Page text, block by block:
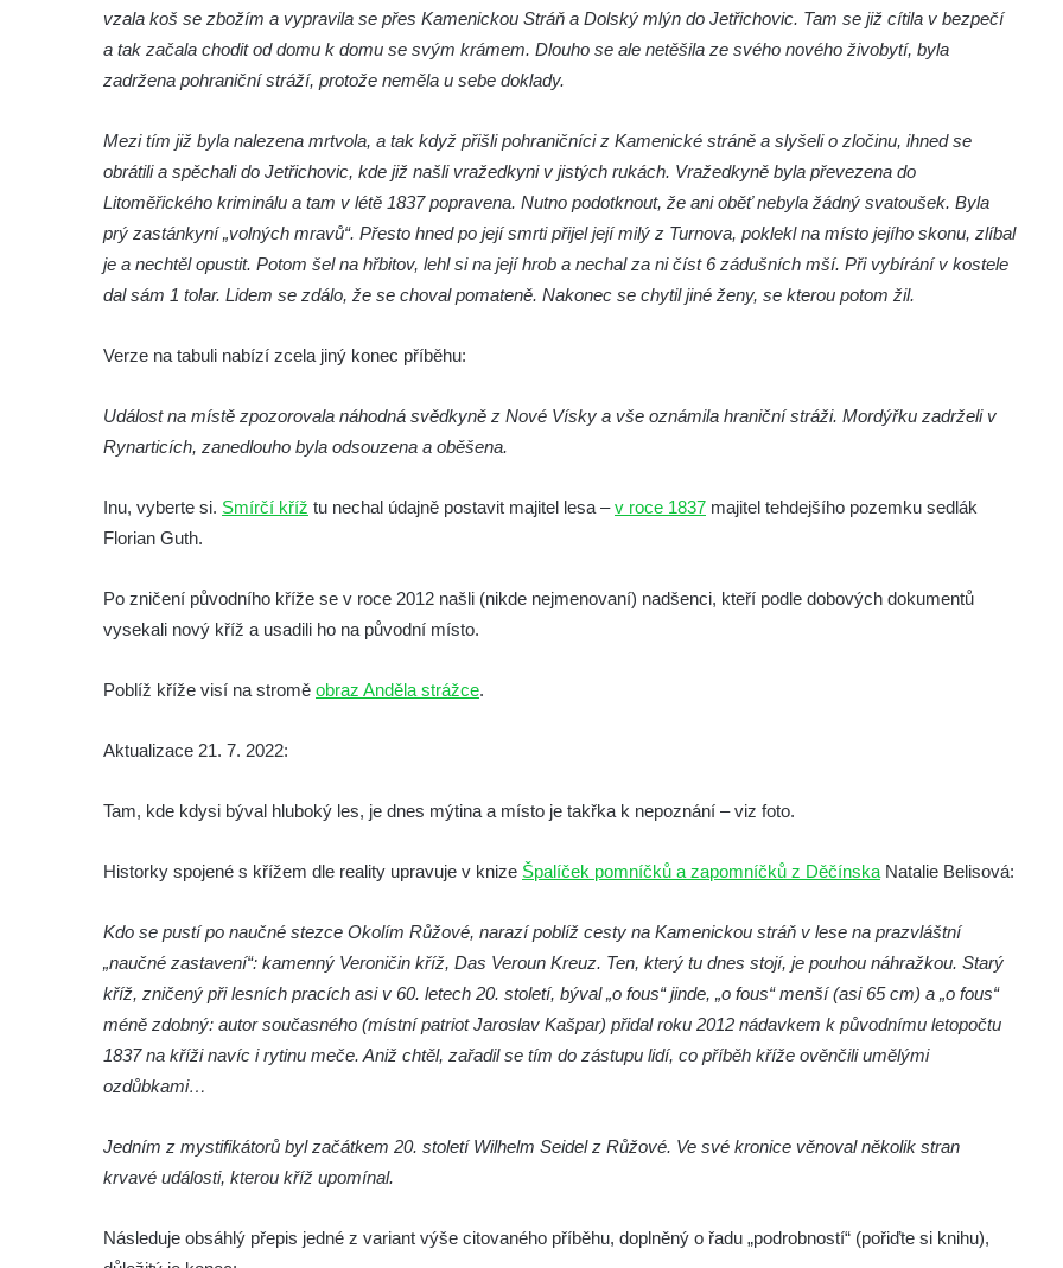
Kamenný kříž (0227) v parku v Mostecké
ulici ve Vtelně
Kamenný kříž (0407) v Rabštejně nad
Kamenný kříž zvaný Engelův (0060) v
Brtníkách
Kamenný kříž (0360) u kostela svatého
Kamenný kříž (0726) u kostela svatého
Veroničin kříž (0515) u lesní cesty
jihozápadně od Kamenické Stráně
západně od Studeného
Kamenný kříž (0503) v Železném Brodě
vzala koš se zbožím a vypravila se přes Kamenickou Stráň a Dolský mlýn do Jetřichovic. Tam se již cítila v bezpečí
a tak začala chodit od domu k domu se svým krámem. Dlouho se ale netěšila ze svého nového živobytí, byla
zadržena pohraniční stráží, protože neměla u sebe doklady.
Mezi tím již byla nalezena mrtvola, a tak když přišli pohraničníci z Kamenické stráně a slyšeli o zločinu, ihned se
obrátili a spěchali do Jetřichovic, kde již našli vražedkyni v jistých rukách. Vražedkyně byla převezena do
Litoměřického kriminálu a tam v létě 1837 popravena. Nutno podotknout, že ani oběť nebyla žádný svatoušek. Byla
prý zastánkyní „volných mravů“. Přesto hned po její smrti přijel její milý z Turnova, poklekl na místo jejího skonu, zlíbal
je a nechtěl opustit. Potom šel na hřbitov, lehl si na její hrob a nechal za ni číst 6 zádušních mší. Při vybírání v kostele
dal sám 1 tolar. Lidem se zdálo, že se choval pomateně. Nakonec se chytil jiné ženy, se kterou potom žil.
Verze na tabuli nabízí zcela jiný konec příběhu:
Událost na místě zpozorovala náhodná svědkyně z Nové Vísky a vše oznámila hraniční stráži. Mordýřku zadrželi v
Rynarticích, zanedlouho byla odsouzena a oběšena.
Inu, vyberte si. Smírčí kříž tu nechal údajně postavit majitel lesa –v roce 1837 majitel tehdejšího pozemku sedlák
Florian Guth.
Po zničení původního kříže se v roce 2012 našli (nikde nejmenovaní) nadšenci, kteří podle dobových dokumentů
vysekali nový kříž a usadili ho na původní místo.
Poblíž kříže visí na stromě obraz Anděla strážce.
Aktualizace 21. 7. 2022:
Tam, kde kdysi býval hluboký les, je dnes mýtina a místo je takřka k nepoznání – viz foto.
Historky spojené s křížem dle reality upravuje v knize Špalíček pomníčků a zapomníčků z Děčínska Natalie Belisová:
Kdo se pustí po naučné stezce Okolím Růžové, narazí poblíž cesty na Kamenickou stráň v lese na prazvláštní
„naučné zastavení“: kamenný Veroničin kříž, Das Veroun Kreuz. Ten, který tu dnes stojí, je pouhou náhražkou. Starý
kříž, zničený při lesních pracích asi v 60. letech 20. století, býval „o fous“ jinde, „o fous“ menší (asi 65 cm) a „o fous“
méně zdobný: autor současného (místní patriot Jaroslav Kašpar) přidal roku 2012 nádavkem k původnímu letopočtu
1837 na kříži navíc i rytinu meče. Aniž chtěl, zařadil se tím do zástupu lidí, co příběh kříže ověnčili umělými
ozdůbkami…
Jedním z mystifikátorů byl začátkem 20. století Wilhelm Seidel z Růžové. Ve své kronice věnoval několik stran
krvavé události, kterou kříž upomínal.
Následuje obsáhlý přepis jedné z variant výše citovaného příběhu, doplněný o řadu „podrobností“ (pořiďte si knihu),